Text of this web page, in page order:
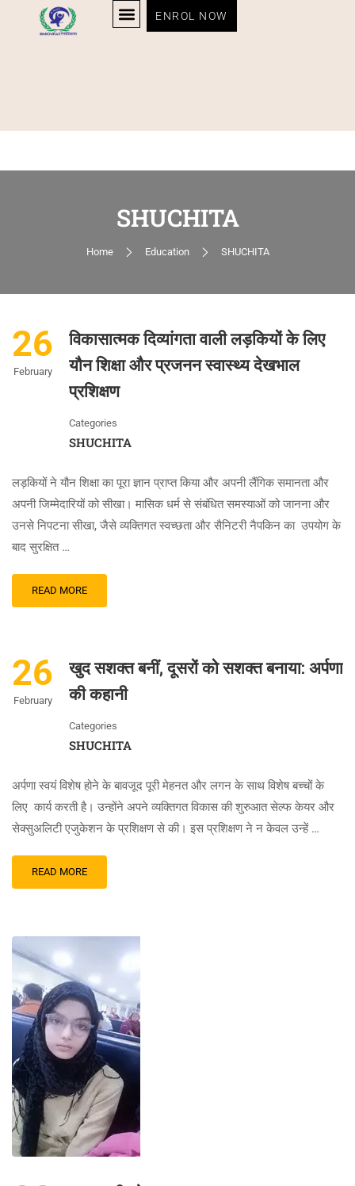
ENROL NOW
SHUCHITA
Home Education SHUCHITA
26
February
विकासात्मक दिव्यांगता वाली लड़कियों के लिए
यौन शिक्षा और प्रजनन स्वास्थ्य देखभाल
प्रशिक्षण
Categories
SHUCHITA
लड़कियों ने यौन शिक्षा का पूरा ज्ञान प्राप्त किया और अपनी लैंगिक समानता और
अपनी जिम्मेदारियों को सीखा। मासिक धर्म से संबंधित समस्याओं को जानना और
उनसे निपटना सीखा, जैसे व्यक्तिगत स्वच्छता और सैनिटरी नैपकिन का उपयोग के
बाद सुरक्षित …
READ MORE
26
February
खुद सशक्त बनीं, दूसरों को सशक्त बनाया: अर्पणा
की कहानी
Categories
SHUCHITA
अर्पणा स्वयं विशेष होने के बावजूद पूरी मेहनत और लगन के साथ विशेष बच्चों के
लिए कार्य करती है। उन्होंने अपने व्यक्तिगत विकास की शुरुआत सेल्फ केयर और
सेक्सुअलिटी एजुकेशन के प्रशिक्षण से की। इस प्रशिक्षण ने न केवल उन्हें …
READ MORE